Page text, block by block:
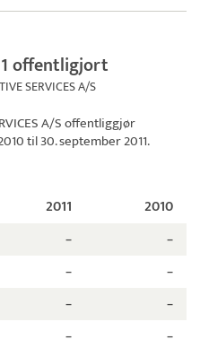
offentligjort
SERVICES A/S
A/Soffentliggjør
til 30. september 2011.
2011 2010
–
–
–
–
–
–
– –